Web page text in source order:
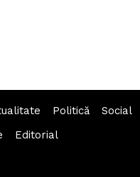
Politică
Social
Editorial